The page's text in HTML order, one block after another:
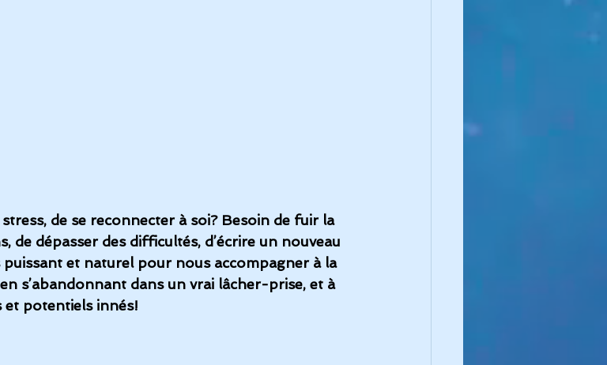
stress, de se reconnecter à soi? Besoin de fuir la
de dépasser des difficultés, d’écrire un nouveau
puissant et naturel pour nous accompagner à la
s’abandonnant dans un vrai lâcher-prise, et à
et potentiels innés!